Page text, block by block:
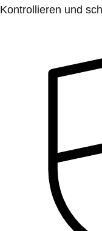
Kontrollieren und